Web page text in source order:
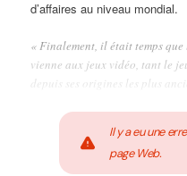
d’affaires au niveau mondial.
« Finalement, il était temps
vienne aux jeux vidéo, tant le
depuis ses origines les plus
Il y a eu une
page Web.